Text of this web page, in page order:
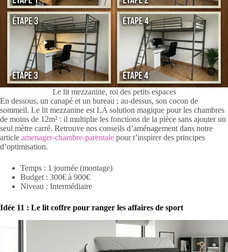
Le lit mezzanine, roi des petits espaces
En dessous, un canapé et un bureau ; au-dessus, son cocon de
sommeil. Le lit mezzanine est LA solution magique pour les chambres
de moins de 12m² : il multiplie les fonctions de la pièce sans ajouter un
seul mètre carré. Retrouve nos conseils d’aménagement dans notre
article amenager-chambre-parentale pour t’inspirer des principes
d’optimisation.
Temps : 1 journée (montage)
Budget : 300€ à 900€
Niveau : Intermédiaire
Idée 11 : Le lit coffre pour ranger les affaires de sport